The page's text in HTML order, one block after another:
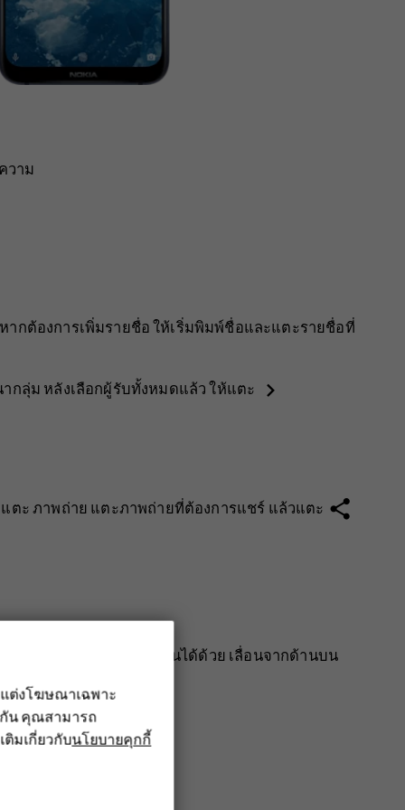
วาม
กต้องการเพิ่มรายชื่อ ให้เริ่มพิมพ์ชื่อและแตะรายชื่อที่
ากลุ่ม หลังเลือกผู้รับทั้งหมดแล้ว ให้แตะ navigate_next
แตะภาพถ่าย แตะภาพถ่ายที่ต้องการแชร์ แล้วแตะ share
ามจากแผงการแจ้งเตือนได้ด้วย เลื่อนจากด้านบน
ต่งโฆษณาเฉพาะ
น คุณสามารถ
ติมเกี่ยวกับนโยบายคุกกี้